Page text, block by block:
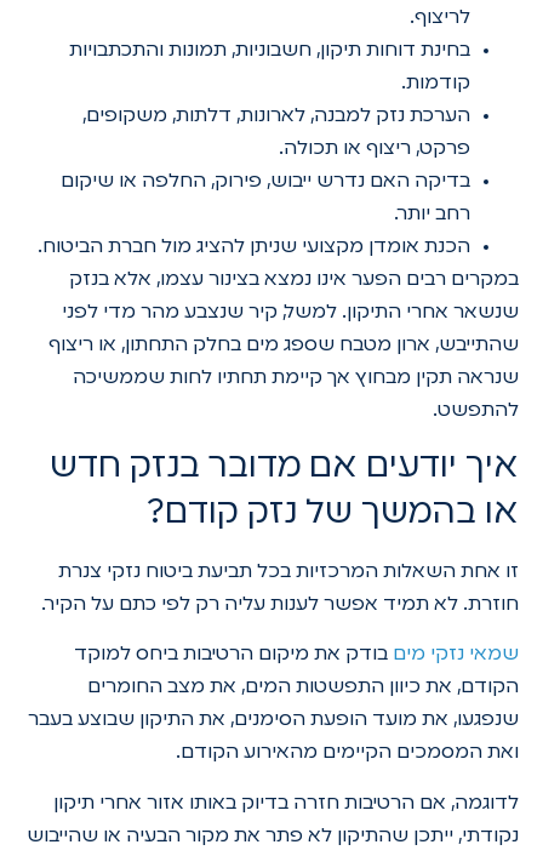
לריצוף.
בחינת דוחות תיקון, חשבוניות, תמונות והתכתבויות
קודמות.
הערכת נזק למבנה, לארונות, דלתות, משקופים,
פרקט, ריצוף או תכולה.
בדיקה האם נדרש ייבוש, פירוק, החלפה או שיקום
רחב יותר.
הכנת אומדן מקצועי שניתן להציג מול חברת הביטוח.
במקרים רבים הפער אינו נמצא בצינור עצמו, אלא בנזק
שנשאר אחרי התיקון. למשל, קיר שנצבע מהר מדי לפני
שהתייבש, ארון מטבח שספג מים בחלק התחתון, או ריצוף
שנראה תקין מבחוץ אך קיימת תחתיו לחות שממשיכה
להתפשט.
איך יודעים אם מדובר בנזק חדש
או בהמשך של נזק קודם?
זו אחת השאלות המרכזיות בכל תביעת ביטוח נזקי צנרת
חוזרת. לא תמיד אפשר לענות עליה רק לפי כתם על הקיר.
שמאי נזקי מים בודק את מיקום הרטיבות ביחס למוקד
הקודם, את כיוון התפשטות המים, את מצב החומרים
שנפגעו, את מועד הופעת הסימנים, את התיקון שבוצע בעבר
ואת המסמכים הקיימים מהאירוע הקודם.
לדוגמה, אם הרטיבות חזרה בדיוק באותו אזור אחרי תיקון
נקודתי, ייתכן שהתיקון לא פתר את מקור הבעיה או שהייבוש